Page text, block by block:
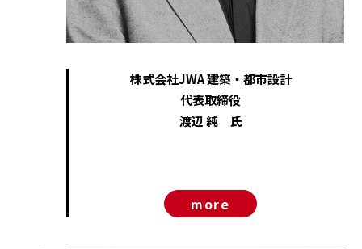
株式会社JWA 建築・都市設計
代表取締役
渡辺 純 氏
more